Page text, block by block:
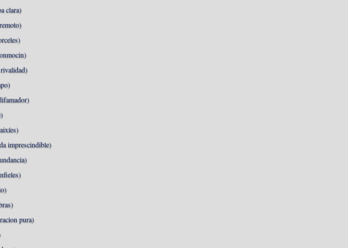
clara)
imprescindible)
pura)